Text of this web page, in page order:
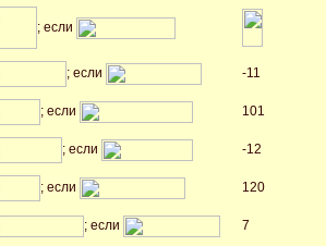
; если
; если -11
; если 101
; если -12
; если 120
; если 7